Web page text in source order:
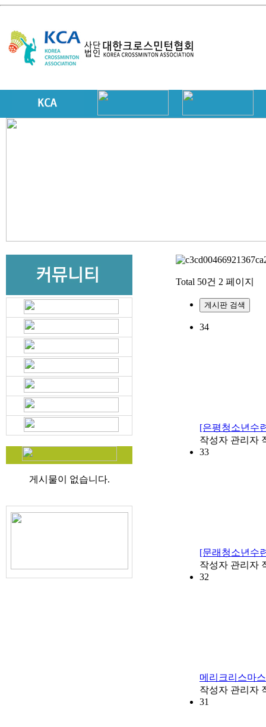
게시물이 없습니다.
Total 50건 2 페이지
게시판 검색
34
[은평청소년수
작성자 관리자
33
[문래청소년수
작성자 관리자
32
메리크리스마
작성자 관리자
31